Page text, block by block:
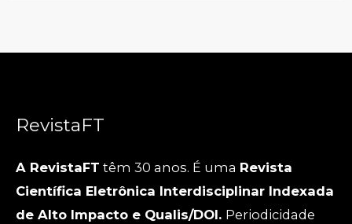
RevistaFT
A RevistaFT têm 30 anos. É uma Revista
Científica Eletrônica Interdisciplinar Indexada
de Alto Impacto e Qualis/DOI. Periodicidade